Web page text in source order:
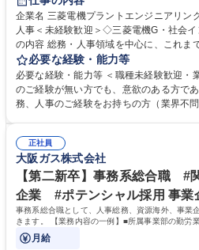
駅近5分以内
土日祝休み 服装自由
企業名 三菱電機プラントエンジニアリング株式会社 求人
人事＜未経験歓迎＞◇三菱電機G・社会イ
の内容 総務・人事領域を中心に、これま
します。 ＜具体的には＞ ・総務/人事労務（給与・社保・勤怠管理など）
・採用・教育研修 ・福利厚生運用 など ※
採用や教育等の業務内容により、関西圏
出張もございます。 ※担当業務を持ちつ
必要な経験・能力等
必要な経験・能力等 ＜職種未経験歓迎・
のご経験が無い方でも、意欲のある方で
務、人事のご経験をお持ちの方（業界不問） ■求める人物像：・社
正社員
大阪ガス株式会社
【第二新卒】事務系総合職 #
企業 #ポテンシャル採用 事業
事務系総合職として、人事総務、資源海外、事業
きます。 【業務内容の一例】■所属事業部の勤労
門の企画スタッフ、ルート営業
月給